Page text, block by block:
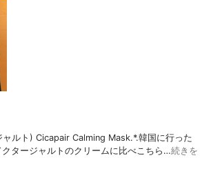
ルト) Cicapair Calming Mask.*.韓国に行った
タージャルトのクリームに比べこちら…続きを